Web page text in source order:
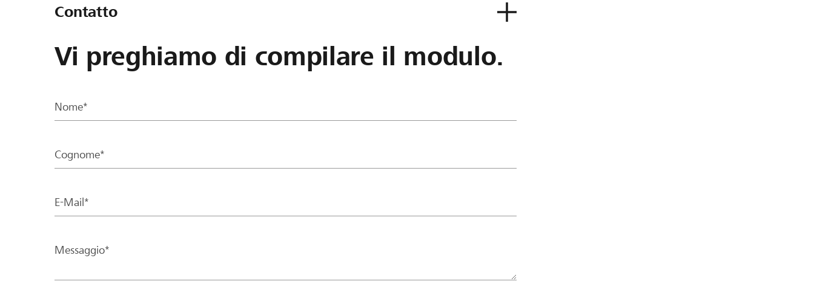
Contatto
Vi preghiamo di compilare il modulo.
Nome*
Cognome*
E-Mail*
Messaggio*